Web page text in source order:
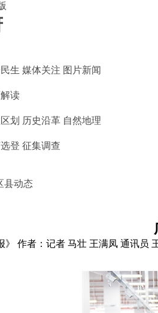
生 媒体关注 图片新闻
读
划 历史沿革 自然地理
登 征集调查
县动态
作者：记者 马壮 王满凤 通讯员